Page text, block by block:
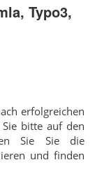
Typo3,
erfolgreichen
bitte auf den
Sie Sie die
und finden